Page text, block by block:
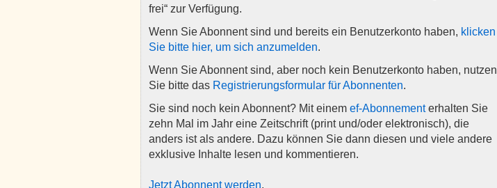
frei“ zur Verfügung.
Wenn Sie Abonnent sind und bereits ein Benutzerkonto haben, klicken
Sie bitte hier, um sich anzumelden.
Wenn Sie Abonnent sind, aber noch kein Benutzerkonto haben, nutzen
Sie bitte das Registrierungsformular für Abonnenten.
Sie sind noch kein Abonnent? Mit einem ef-Abonnementerhalten Sie
zehn Mal im Jahr eine Zeitschrift (print und/oder elektronisch), die
anders ist als andere. Dazu können Sie dann diesen und viele andere
exklusive Inhalte lesen und kommentieren.
Jetzt Abonnent werden.